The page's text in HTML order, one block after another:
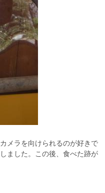
メラを向けられるのが好きで
ました。この後、食べた跡が